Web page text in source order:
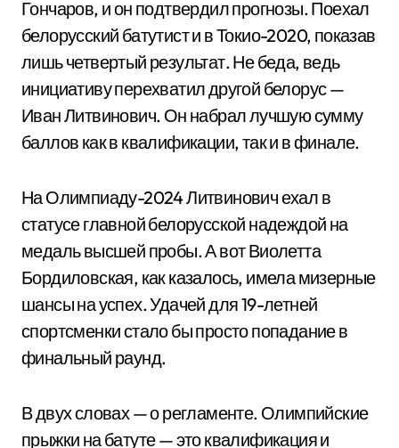
Гончаров, и он подтвердил прогнозы. Поехал
белорусский батутист и в Токио-2020, показав
лишь четвертый результат. Не беда, ведь
инициативу перехватил другой белорус —
Иван Литвинович. Он набрал лучшую сумму
баллов как в квалификации, так и в финале.
На Олимпиаду-2024 Литвинович ехал в
статусе главной белорусской надеждой на
медаль высшей пробы. А вот Виолетта
Бордиловская, как казалось, имела мизерные
шансы на успех. Удачей для 19-летней
спортсменки стало бы просто попадание в
финальный раунд.
В двух словах — о регламенте. Олимпийские
прыжки на батуте — это квалификация и